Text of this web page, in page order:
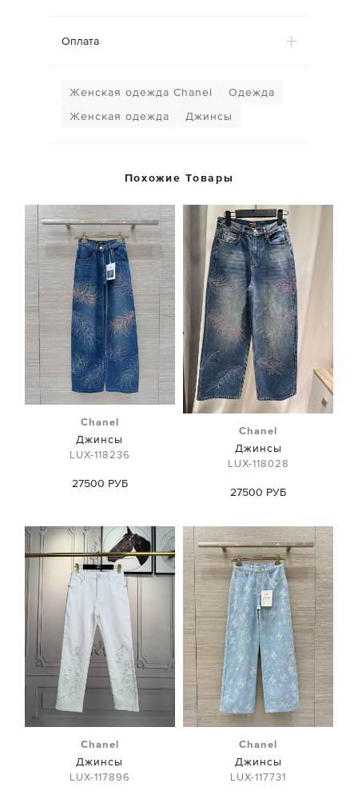
Оплата
Женская одежда Chanel
Одежда
Женская одежда
Джинсы
Похожие Товары
Chanel
Джинсы
LUX-118236
27500 РУБ
Chanel
Джинсы
LUX-118028
27500 РУБ
Chanel
Джинсы
LUX-117896
Chanel
Джинсы
LUX-117731